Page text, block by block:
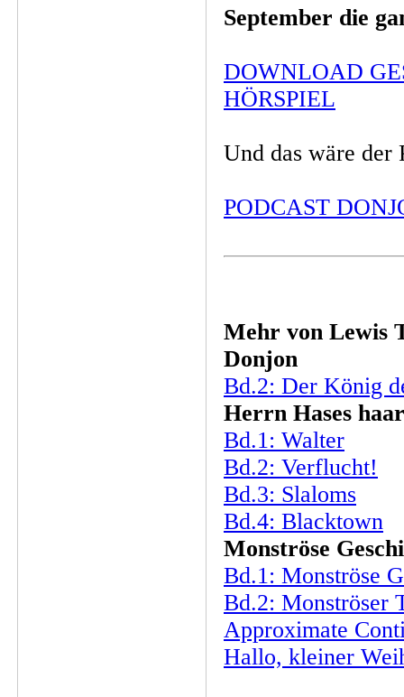
September die
DOWNLOAD
HÖRSPIEL
Und das wäre der
PODCAST
Mehr von Lewis
Donjon
Bd.2: Der König
Herrn Hases
Bd.1: Walter
Bd.2: Verflucht!
Bd.3: Slaloms
Bd.4: Blacktown
Monströse
Bd.1: Monströse
Bd.2: Monströser
Approximate
Hallo, kleiner